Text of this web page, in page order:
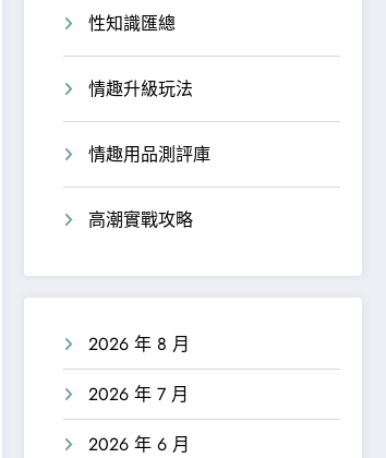
性知識匯總
情趣升級玩法
情趣用品測評庫
高潮實戰攻略
2026 年 8 月
2026 年 7 月
2026 年 6 月